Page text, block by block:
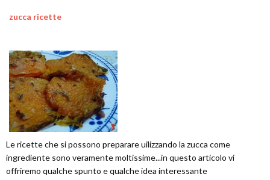
zucca ricette
Le ricette che si possono preparare uilizzando la zucca come
ingrediente sono veramente moltissime...in questo articolo vi
offriremo qualche spunto e qualche idea interessante